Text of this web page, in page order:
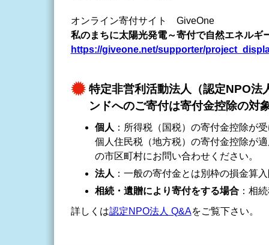
オンライン寄付サイト GiveOne
私のまちに太陽光発電～寄付で自然エネルギ
https://giveone.net/supporter/
特定非営利活動法人（認定NPO法
ンドへのご寄付は寄付金控除の対
個人 ：所得税（国税）の寄付金控除が
個人住民税（地方税）の寄付金控除が
の市区町村にお問い合わせください。
法人 ：一般の寄付金とは別枠の損金算
相続・遺贈により寄付をする場合：相
詳しくは認定NPO法人 Q&Aをご覧下さい。